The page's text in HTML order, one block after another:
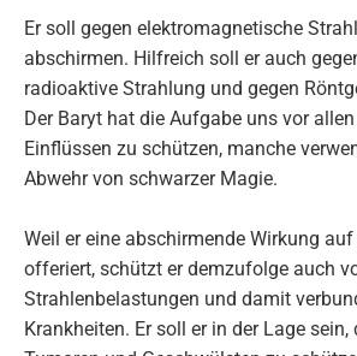
Er soll gegen elektromagnetische
abschirmen. Hilfreich soll er auch
radioaktive Strahlung und gegen
Der Baryt hat die Aufgabe uns vor
Einflüssen zu schützen, manche
Abwehr von schwarzer Magie.
Weil er eine abschirmende Wirkung
offeriert, schützt er demzufolge auch
Strahlenbelastungen und damit
Krankheiten. Er soll er in der Lage sein,